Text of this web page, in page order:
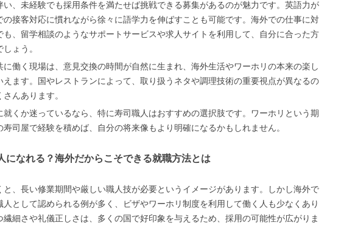
い、未経験でも採用条件を満たせば挑戦できる募集があるのが魅力です。英語力が
の接客対応に慣れながら徐々に語学力を伸ばすことも可能です。海外での仕事に対
も、留学相談のようなサポートサービスや求人サイトを利用して、自分に合った方
ょう。
に働く現場は、意見交換の時間が自然に生まれ、海外生活やワーホリの本来の楽し
えます。国やレストランによって、取り扱うネタや調理技術の重要視点が異なるの
んあります。
就くか迷っているなら、特に寿司職人はおすすめの選択肢です。ワーホリという期
寿司屋で経験を積めば、自分の将来像もより明確になるかもしれません。
になれる？海外だからこそできる就職方法とは
と、長い修業期間や厳しい職人技が必要というイメージがあります。しかし海外で
人として認められる例が多く、ビザやワーホリ制度を利用して働く人も少なくあり
繊細さや礼儀正しさは、多くの国で好印象を与えるため、採用の可能性が広がりま